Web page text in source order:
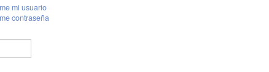
mi usuario
contraseña